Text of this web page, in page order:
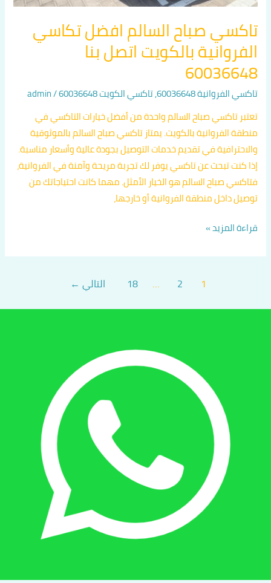
تاكسي صباح السالم افضل تكاسي
الفروانية بالكويت اتصل بنا
60036648
تاكسي الفروانية 60036648 ,تاكسي الكويت 60036648 /
admin
تعتبر تاكسي صباح السالم واحدة من أفضل خيارات التاكسي في
منطقة الفروانية بالكويت. يمتاز تاكسي صباح السالم بالموثوقية
والاحترافية في تقديم خدمات التوصيل بجودة عالية وأسعار مناسبة.
إذا كنت تبحث عن تاكسي يوفر لك تجربة مريحة وآمنة في الفروانية،
فتاكسي صباح السالم هو الخيار الأمثل. مهما كانت احتياجاتك من
توصيل داخل منطقة الفروانية أو خارجها،
قراءة المزيد »
1
2
…
18 التالي ←